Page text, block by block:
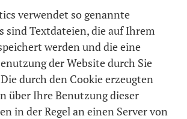
verwendet so genannte
sind Textdateien, die auf Ihrem
werden und die eine
der Website durch Sie
durch den Cookie erzeugten
über Ihre Benutzung dieser
in der Regel an einen Server von